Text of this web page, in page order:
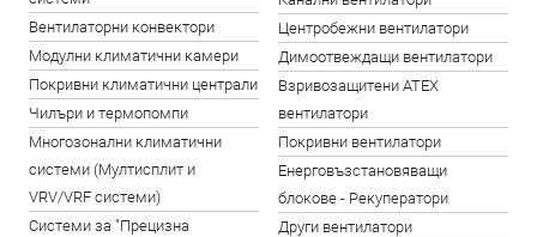
Вентилаторни конвектори
Модулни климатични камери
Покривни климатични централи
Чилъри и термопомпи
Многозонални климатични
системи (Мултисплит и
VRV/VRF системи)
Системи за "Прецизна
Центробежни вентилатори
Димоотвеждащи вентилатори
Взривозащитени ATEX
вентилатори
Покривни вентилатори
Енерговъзстановяващи
блокове - Рекуператори
Други вентилатори